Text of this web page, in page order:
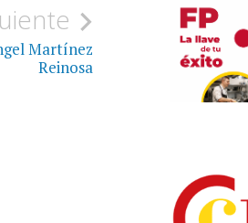
Martínez
Reinosa